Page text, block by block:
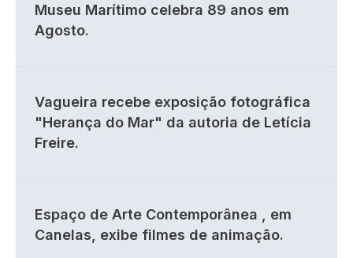
Museu Marítimo celebra 89 anos em
Agosto.
Vagueira recebe exposição fotográfica
"Herança do Mar" da autoria de Letícia
Freire.
Espaço de Arte Contemporânea , em
Canelas, exibe filmes de animação.